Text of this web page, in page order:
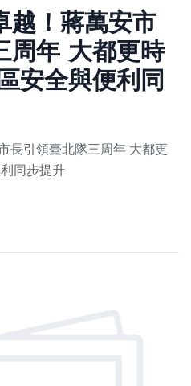
越！蔣萬安市
周年 大都更時
安全與便利同
長引領臺北隊三周年 大都更
同步提升